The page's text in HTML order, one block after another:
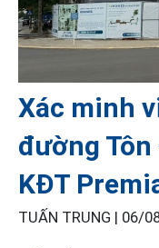
Xác minh
đường
KĐT
TUẤN TRUNG | 06/